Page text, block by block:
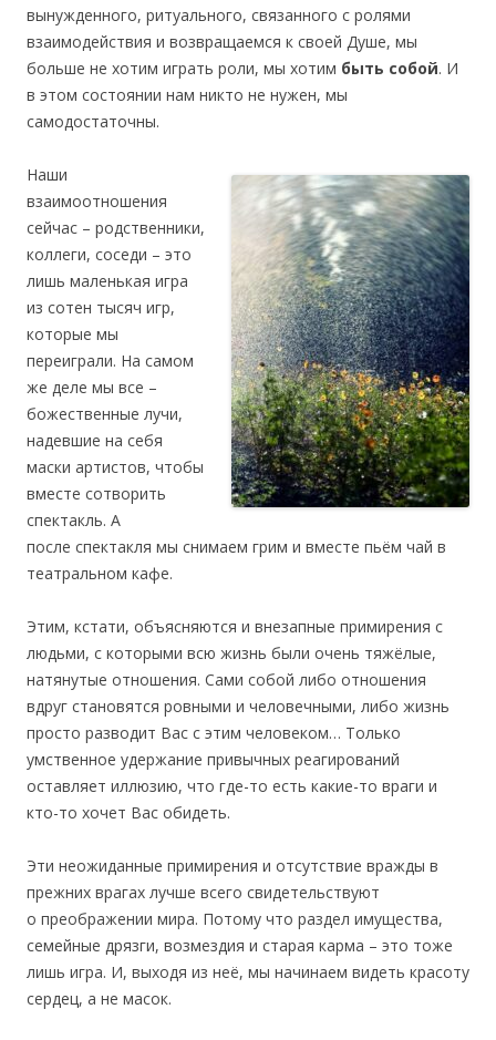
вынужденного, ритуального, связанного с ролями
взаимодействия и возвращаемся к своей Душе, мы
больше не хотим играть роли, мы хотим быть собой. И
в этом состоянии нам никто не нужен, мы
самодостаточны.
Наши
взаимоотношения
сейчас – родственники,
коллеги, соседи – это
лишь маленькая игра
из сотен тысяч игр,
которые мы
переиграли. На самом
же деле мы все –
божественные лучи,
надевшие на себя
маски артистов, чтобы
вместе сотворить
спектакль. А
после спектакля мы снимаем грим и вместе пьём чай в
театральном кафе.
Этим, кстати, объясняются и внезапные примирения с
людьми, с которыми всю жизнь были очень тяжёлые,
натянутые отношения. Сами собой либо отношения
вдруг становятся ровными и человечными, либо жизнь
просто разводит Вас с этим человеком… Только
умственное удержание привычных реагирований
оставляет иллюзию, что где-то есть какие-то враги и
кто-то хочет Вас обидеть.
Эти неожиданные примирения и отсутствие вражды в
прежних врагах лучше всего свидетельствуют
о преображении мира. Потому что раздел имущества,
семейные дрязги, возмездия и старая карма – это тоже
лишь игра. И, выходя из неё, мы начинаем видеть красоту
сердец, а не масок.